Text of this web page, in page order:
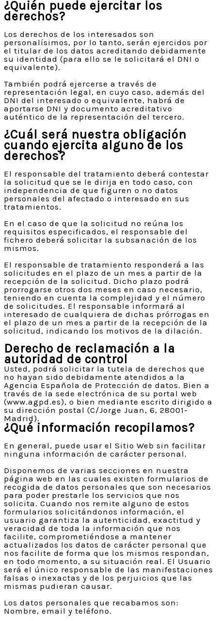
¿Quién puede ejercitar los
derechos?
Los derechos de los interesados son
personalísimos, por lo tanto, serán ejercidos por
el titular de los datos acreditando debidamente
su identidad (para ello se le solicitará el DNI o
equivalente).
También podrá ejercerse a través de
representación legal, en cuyo caso, además del
DNI del interesado o equivalente, habrá de
aportarse DNI y documento acreditativo
auténtico de la representación del tercero.
¿Cuál será nuestra obligación
cuando ejercita alguno de los
derechos?
El responsable del tratamiento deberá contestar
la solicitud que se le dirija en todo caso, con
independencia de que figuren o no datos
personales del afectado o interesado en sus
tratamientos.
En el caso de que la solicitud no reúna los
requisitos especificados, el responsable del
fichero deberá solicitar la subsanación de los
mismos.
El responsable de tratamiento responderá a las
solicitudes en el plazo de un mes a partir de la
recepción de la solicitud. Dicho plazo podrá
prorrogarse otros dos meses en caso necesario,
teniendo en cuenta la complejidad y el número
de solicitudes. El responsable informará al
interesado de cualquiera de dichas prórrogas en
el plazo de un mes a partir de la recepción de la
solicitud, indicando los motivos de la dilación.
Derecho de reclamación a la
autoridad de control
Usted, podrá solicitar la tutela de derechos que
no hayan sido debidamente atendidos a la
Agencia Española de Protección de datos. Bien a
través de la sede electrónica de su portal web
(www.agpd.es), o bien mediante escrito dirigido a
su dirección postal (C/Jorge Juan, 6, 28001-
Madrid).
¿Qué información recopilamos?
En general, puede usar el Sitio Web sin facilitar
ninguna información de carácter personal.
Disponemos de varias secciones en nuestra
página web en las cuales existen formularios de
recogida de datos personales que son necesarios
para poder prestarle los servicios que nos
solicita. Cuando nos remite alguno de estos
formularios solicitándonos información, el
usuario garantiza la autenticidad, exactitud y
veracidad de toda la información que nos
facilite, comprometiéndose a mantener
actualizados los datos de carácter personal que
nos facilite de forma que los mismos respondan,
en todo momento, a su situación real. El Usuario
será el único responsable de las manifestaciones
falsas o inexactas y de los perjuicios que las
mismas pudieran causar.
Los datos personales que recabamos son:
Nombre, email y teléfono.